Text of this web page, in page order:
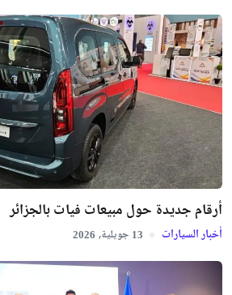
أرقام جديدة حول مبيعات فيات بالجزائر
أخبار السيارات 13 جويلية, 2026